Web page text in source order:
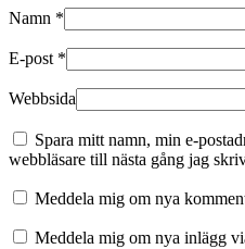
Namn *
E-post *
Webbsida
Spara mitt namn, min e-
webbläsare till nästa gång jag
Meddela mig om nya
Meddela mig om nya inlägg